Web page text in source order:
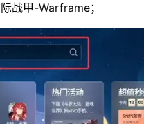
战甲-Warframe；